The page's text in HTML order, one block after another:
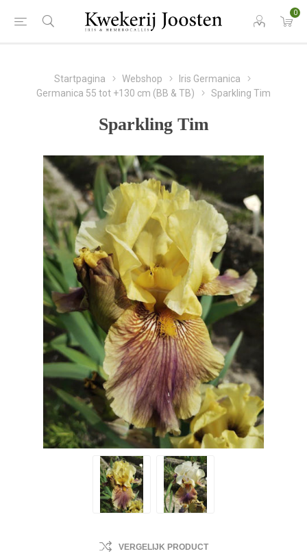
0
Startpagina Webshop
Iris Germanica
Germanica 55 tot +130 cm (BB & TB)
Sparkling Tim
Sparkling Tim
VERGELIJK PRODUCT